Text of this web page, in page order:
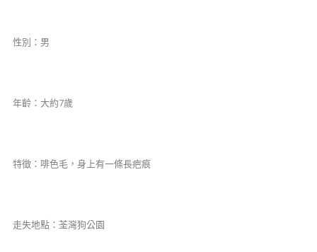
性別：男
年齡：大約7歲
特徵：啡色毛，身上有一條長疤痕
​​​​​​​​走失地點：荃灣狗公園